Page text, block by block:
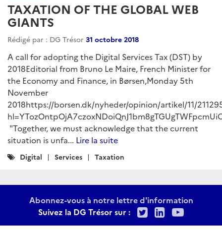
TAXATION OF THE GLOBAL WEB
GIANTS
Rédigé par : DG Trésor 31 octobre 2018
A call for adopting the Digital Services Tax (DST) by
2018Editorial from Bruno Le Maire, French Minister for
the Economy and Finance, in Børsen,Monday 5th
November
2018https://borsen.dk/nyheder/opinion/artikel/11/
"Together, we must acknowledge that the current
situation is unfa... Lire la suite
Catégories
Digital Services Taxation
Abonnez-vous à notre lettre d'information
Suivez la DG Trésor sur :
TwitterLinkedIn